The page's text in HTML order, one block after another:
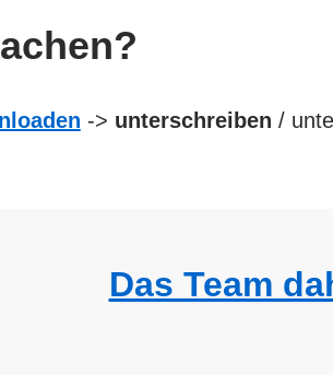
-> unterschreiben /
Das Team